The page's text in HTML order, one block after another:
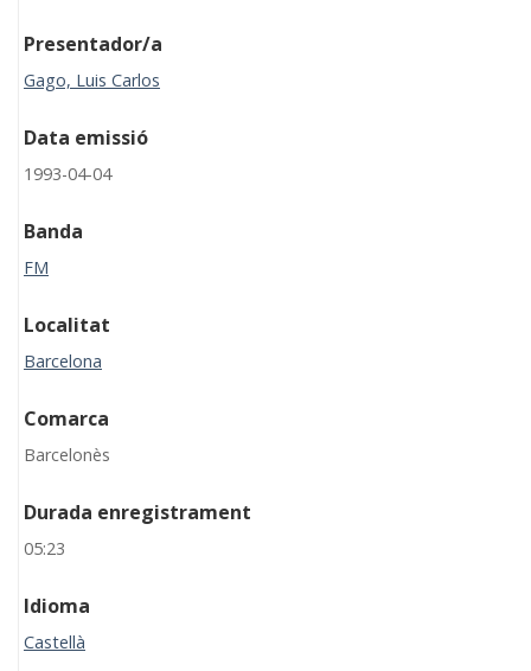
Presentador/a
Gago, Luis Carlos
Data emissió
1993-04-04
Banda
FM
Localitat
Barcelona
Comarca
Barcelonès
Durada enregistrament
05:23
Idioma
Castellà